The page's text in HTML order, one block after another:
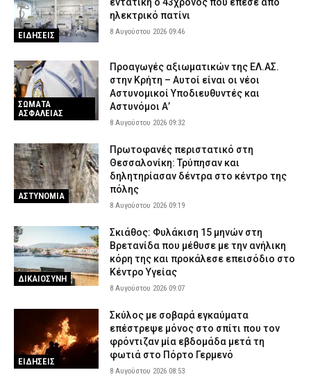
ΕΙΔΗΣΕΙΣ
εντατική ο 43χρονος που έπεσε από
ηλεκτρικό πατίνι
8 Αυγούστου 2026 09:46
ΣΩΜΑΤΑ
ΑΣΦΑΛΕΙΑΣ
Προαγωγές αξιωματικών της ΕΛ.ΑΣ.
στην Κρήτη – Αυτοί είναι οι νέοι
Αστυνομικοί Υποδιευθυντές και
Αστυνόμοι Α’
8 Αυγούστου 2026 09:32
ΑΣΤΥΝΟΜΙΑ
Πρωτοφανές περιστατικό στη
Θεσσαλονίκη: Τρύπησαν και
δηλητηρίασαν δέντρα στο κέντρο της
πόλης
8 Αυγούστου 2026 09:19
ΔΙΚΑΙΟΣΥΝΗ
Σκιάθος: Φυλάκιση 15 μηνών στη
Βρετανίδα που μέθυσε με την ανήλικη
κόρη της και προκάλεσε επεισόδιο στο
Κέντρο Υγείας
8 Αυγούστου 2026 09:07
ΕΙΔΗΣΕΙΣ
Σκύλος με σοβαρά εγκαύματα
επέστρεψε μόνος στο σπίτι που τον
φρόντιζαν μία εβδομάδα μετά τη
φωτιά στο Πόρτο Γερμενό
8 Αυγούστου 2026 08:53